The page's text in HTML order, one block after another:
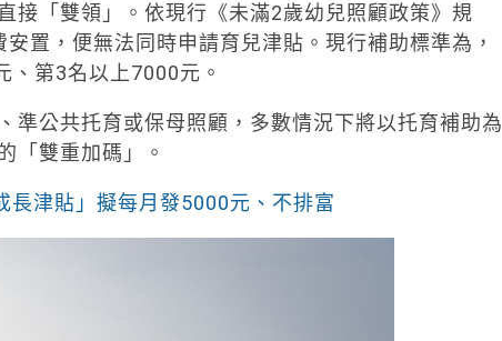
接「雙領」。依現行《未滿2歲幼兒照顧政策》規
置，便無法同時申請育兒津貼。現行補助標準為，
第3名以上7000元。
準公共托育或保母照顧，多數情況下將以托育補助為
「雙重加碼」。
長津貼」擬每月發5000元、不排富